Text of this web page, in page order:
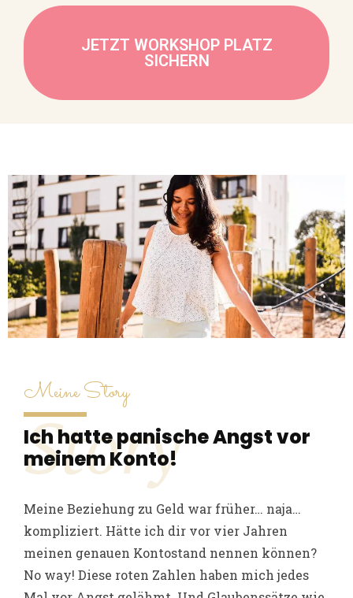
JETZT WORKSHOP PLATZ
SICHERN
Story
Meine Story
Ich hatte panische Angst vor
meinem Konto!
Meine Beziehung zu Geld war früher… naja…
kompliziert. Hätte ich dir vor vier Jahren
meinen genauen Kontostand nennen können?
No way! Diese roten Zahlen haben mich jedes